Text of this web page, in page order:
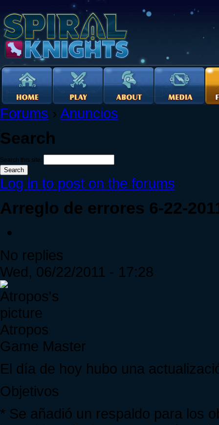
Forums › Anuncios
Search
Search this site:
Log in to post on the forums
Arreglo de errores 6-22-
No replies
Wed, 06/22/2011 - 17:28
Atropos
Game Master
El día de hoy hubo una
Objetivos
* Se añadió un respaldo para los